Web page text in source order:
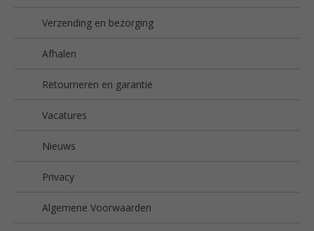
Verzending en bezorging
Afhalen
Retourneren en garantie
Vacatures
Nieuws
Privacy
Algemene Voorwaarden